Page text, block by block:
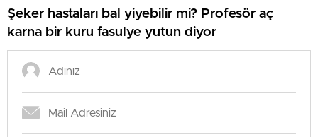
Şeker hastaları bal yiyebilir mi? Profesör aç
karna bir kuru fasulye yutun diyor